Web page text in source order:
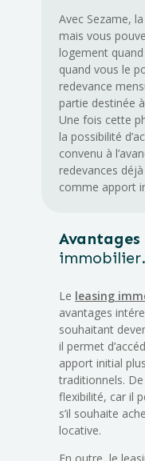
Avec Sezame,
mais vous
logement
quand vous le
redevance
partie destinée
Une fois cette
la possibilité
convenu à
redevances
comme apport
Avantages
immobilier.
Le leasing
avantages
souhaitant
il permet
apport initial
traditionnels.
flexibilité, car il
s’il souhaite
locative.